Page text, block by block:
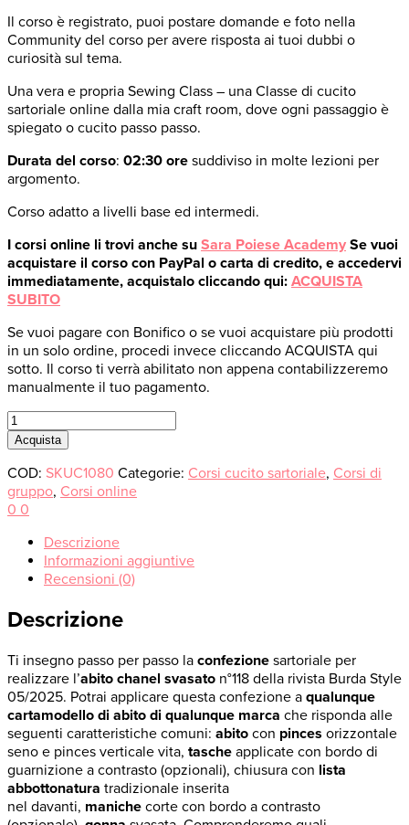
Il corso è registrato, puoi postare domande e foto nella
Community del corso per avere risposta ai tuoi dubbi o
curiosità sul tema.
Una vera e propria Sewing Class – una Classe di cucito
sartoriale online dalla mia craft room, dove ogni passaggio è
spiegato o cucito passo passo.
Durata del corso: 02:30 ore suddiviso in molte lezioni per
argomento.
Corso adatto a livelli base ed intermedi.
I corsi online li trovi anche su Sara Poiese Academy Se vuoi
acquistare il corso con PayPal o carta di credito, e accedervi
immediatamente, acquistalo cliccando qui: ACQUISTA
SUBITO
Se vuoi pagare con Bonifico o se vuoi acquistare più prodotti
in un solo ordine, procedi invece cliccando ACQUISTA qui
sotto. Il corso ti verrà abilitato non appena contabilizzeremo
manualmente il tuo pagamento.
Confezione
abito
quantità
Acquista
COD: SKUC1080 Categorie: Corsi cucito sartoriale, Corsi di
gruppo, Corsi online
0 0
Descrizione
Informazioni aggiuntive
Recensioni (0)
Descrizione
Ti insegno passo per passo la confezione sartoriale per
realizzare l’abito chanel svasato n°118 della rivista Burda Style
05/2025. Potrai applicare questa confezione a qualunque
cartamodello di abito di qualunque marca che risponda alle
seguenti caratteristiche comuni: abito con pinces orizzontale
seno e pinces verticale vita, tasche applicate con bordo di
guarnizione a contrasto (opzionali), chiusura con lista
abbottonatura tradizionale inserita
nel davanti, maniche corte con bordo a contrasto